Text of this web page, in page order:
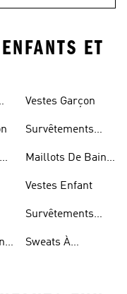
ET
Vestes Garçon
Survêtements
Maillots De Bain
Vestes Enfant
Survêtements
Sweats À